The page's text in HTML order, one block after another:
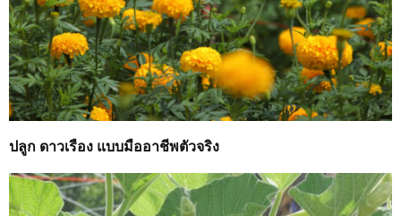
ปลูก ดาวเรือง แบบมืออาชีพตัวจริง